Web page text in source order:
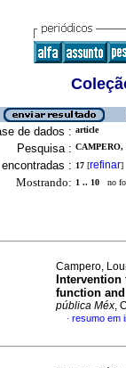
de dados : article
Pesquisa :
: 17 [refinar]
Mostrando: 1 .. 10 no
Campero,
function
pública Méx,
· resumo em